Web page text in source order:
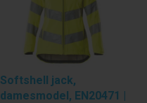
Softshell jack,
damesmodel, EN20471 |